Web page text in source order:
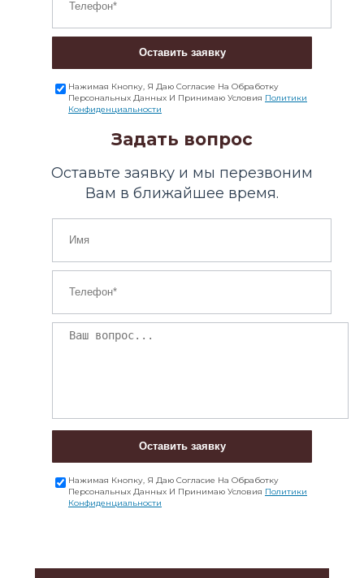
Оставить заявку
Нажимая Кнопку, Я Даю Согласие На Обработку
Персональных Данных И Принимаю Условия Политики
Конфиденциальности
Задать вопрос
Оставьте заявку и мы перезвоним
Вам в ближайшее время.
Оставить заявку
Нажимая Кнопку, Я Даю Согласие На Обработку
Персональных Данных И Принимаю Условия Политики
Конфиденциальности